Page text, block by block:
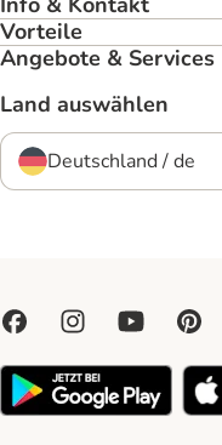
Vorteile
Angebote & Services
Land auswählen
Deutschland / de